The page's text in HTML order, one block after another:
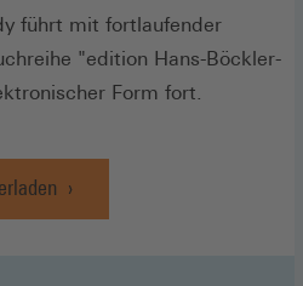
führt mit fortlaufender
"edition Hans-Böckler-
Form fort.